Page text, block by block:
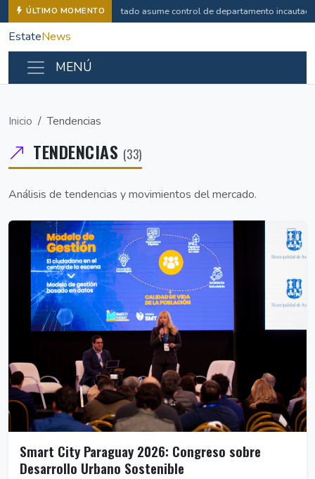
ÚLTIMO MOMENTO Estado asume control de departamento
EstateNews
MENÚ
Inicio Tendencias
TENDENCIAS (33)
Análisis de tendencias y movimientos del mercado.
Smart City Paraguay 2026: Congreso sobre
Desarrollo Urbano Sostenible